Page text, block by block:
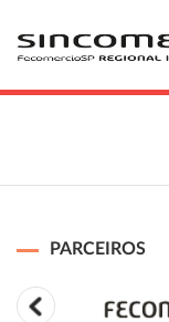
PARCEIROS